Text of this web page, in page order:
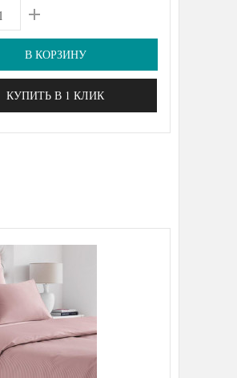
В КОРЗИНУ
КУПИТЬ В 1 КЛИК